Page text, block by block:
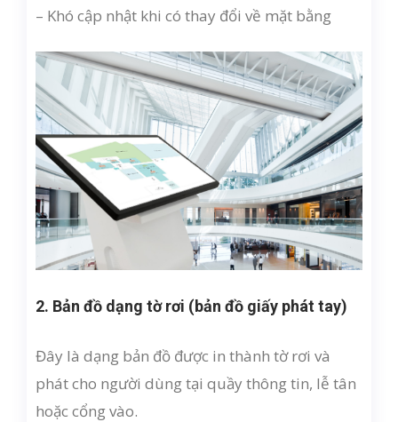
– Khó cập nhật khi có thay đổi về mặt bằng
2. Bản đồ dạng tờ rơi (bản đồ giấy phát tay)
Đây là dạng bản đồ được in thành tờ rơi và
phát cho người dùng tại quầy thông tin, lễ tân
hoặc cổng vào.